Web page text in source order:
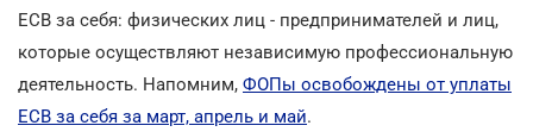
ЕСВ за себя: физических лиц - предпринимателей и лиц,
которые осуществляют независимую профессиональную
деятельность. Напомним, ФОПы освобождены от уплаты
ЕСВ за себя за март, апрель и май.